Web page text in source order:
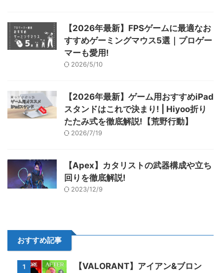
【2026年最新】FPSゲームに最適なお
すすめゲーミングマウス5選｜プロゲー
マーも愛用!
2026/5/10
【2026年最新】ゲーム用おすすめiPad
スタンドはこれで決まり! | Hiyoo折り
たたみ式を徹底解説!【荒野行動】
2026/7/19
【Apex】カタリストの武器構成や立ち
回りを徹底解説!
2023/12/9
おすすめ記事
1
【VALORANT】アイアン&ブロン